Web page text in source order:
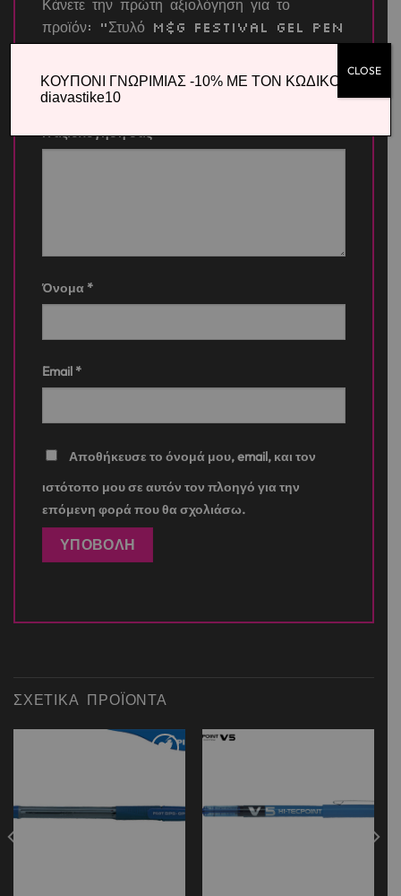
Κάνετε την πρώτη αξιολόγηση για το
προϊόν: “Στυλό M&G Festival Gel Pen
με Glitter (Σετ 8 χρώματα)”
Η βαθμολογία σας*
Η αξιολόγησή σας*
Όνομα *
Email *
Αποθήκευσε το όνομά μου, email, και τον
ιστότοπο μου σε αυτόν τον πλοηγό για την
επόμενη φορά που θα σχολιάσω.
ΣΧΕΤΙΚΆ ΠΡΟΪΌΝΤΑ
ΚΟΥΠΟΝΙ ΓΝΩΡΙΜΙΑΣ -10% ΜΕ ΤΟΝ ΚΩΔΙΚΟ
diavastike10
CLOSE